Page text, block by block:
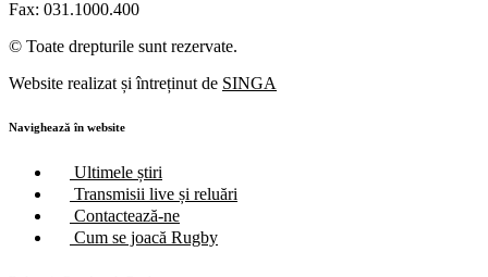
Fax: 031.1000.400
© Toate drepturile sunt rezervate.
Website realizat și întreținut de SINGA
Navighează în website
Ultimele știri
Transmisii live și reluări
Contactează-ne
Cum se joacă Rugby